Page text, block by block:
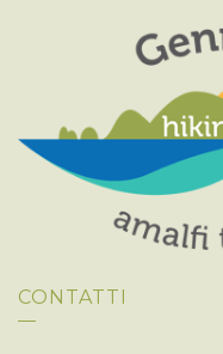
CONTATTI